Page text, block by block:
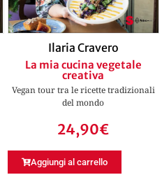
Ilaria Cravero
La mia cucina vegetale
creativa
Vegan tour tra le ricette tradizionali
del mondo
24,90€
Aggiungi al carrello